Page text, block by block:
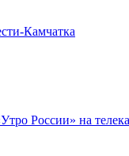
Камчатка
России» на